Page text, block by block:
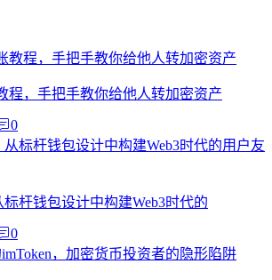
程，手把手教你给他人转加密资产
0
标杆钱包设计中构建Web3时代的
0